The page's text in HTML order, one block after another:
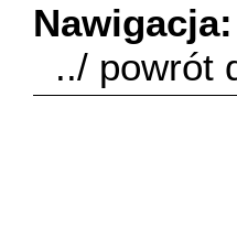
Nawigacja:
../ powrót